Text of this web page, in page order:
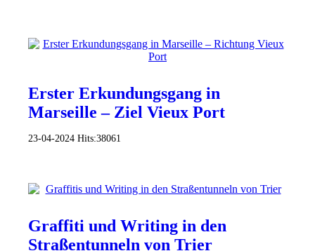
Erster Erkundungsgang in
Marseille – Ziel Vieux Port
23-04-2024 Hits:38061
Graffiti und Writing in den
Straßentunneln von Trier